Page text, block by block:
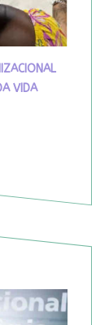
VIDA